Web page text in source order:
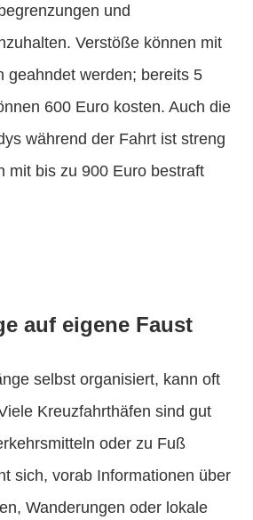
und
Verstöße können mit
geahndet werden; bereits 5
600 Euro kosten. Auch die
während der Fahrt ist streng
mit bis zu 900 Euro bestraft
auf eigene Faust
selbst organisiert, kann oft
Kreuzfahrthäfen sind gut
oder zu Fuß
sich, vorab Informationen über
Wanderungen oder lokale